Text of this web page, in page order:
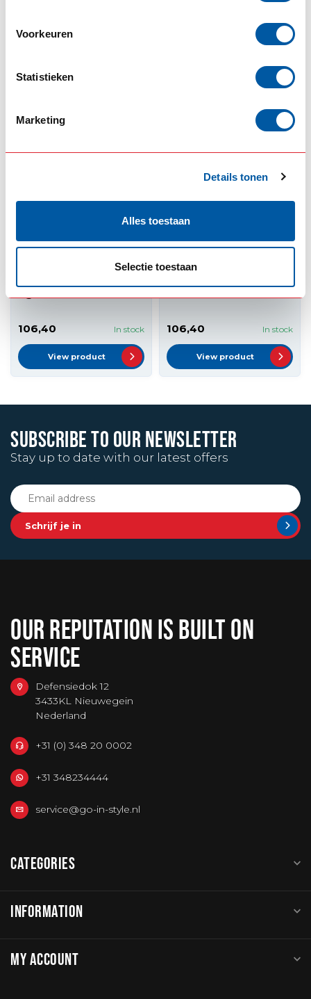
Voorkeuren
Statistieken
Marketing
Details tonen
Alles toestaan
Selectie toestaan
View product
Strands Izeled Dark
106,40 In stock
View product
Strands Izeled Dark
106,40 In stock
View product
SUBSCRIBE TO OUR NEWSLETTER
Stay up to date with our latest offers
Schrijf je in
OUR REPUTATION IS BUILT ON
SERVICE
Defensiedok 12
3433KL Nieuwegein
Nederland
+31 (0) 348 20 0002
+31 348234444
service@go-in-style.nl
CATEGORIES
INFORMATION
MY ACCOUNT